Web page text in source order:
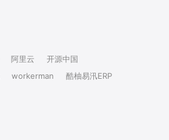
阿里云
开源中国
workerman
酷柚易汛ERP